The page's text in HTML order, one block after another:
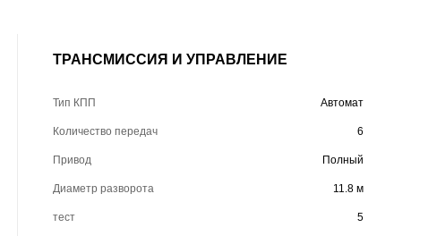
ТРАНСМИССИЯ И УПРАВЛЕНИЕ
Тип КПП Автомат
Количество передач 6
Привод Полный
Диаметр разворота 11.8 м
тест 5